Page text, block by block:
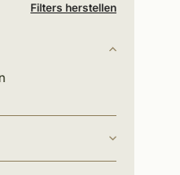
Filters herstellen